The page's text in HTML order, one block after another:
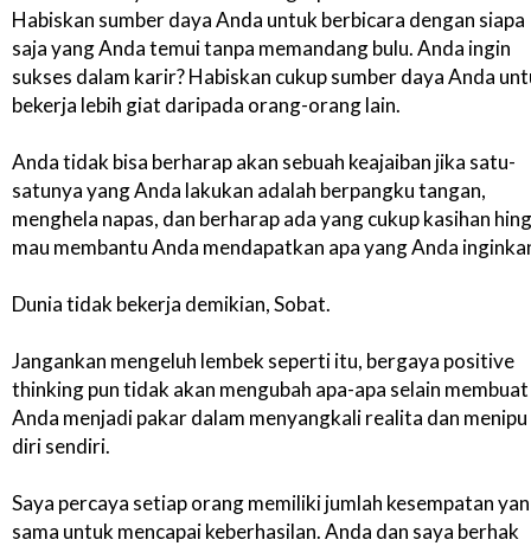
Habiskan sumber daya Anda untuk berbicara dengan siapa
saja yang Anda temui tanpa memandang bulu. Anda ingin
sukses dalam karir? Habiskan cukup sumber daya Anda
bekerja lebih giat daripada orang-orang lain.
Anda tidak bisa berharap akan sebuah keajaiban jika satu-
satunya yang Anda lakukan adalah berpangku tangan,
menghela napas, dan berharap ada yang cukup kasihan
mau membantu Anda mendapatkan apa yang Anda
Dunia tidak bekerja demikian, Sobat.
Jangankan mengeluh lembek seperti itu, bergaya positive
thinking pun tidak akan mengubah apa-apa selain membuat
Anda menjadi pakar dalam menyangkali realita dan menipu
diri sendiri.
Saya percaya setiap orang memiliki jumlah kesempatan
sama untuk mencapai keberhasilan. Anda dan saya berhak